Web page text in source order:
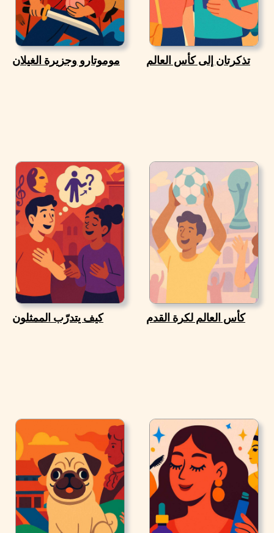
موموتارو وجزيرة الغيلان تذكرتان إلى كأس العالم
كيف يتدرّب الممثلون كأس العالم لكرة القدم